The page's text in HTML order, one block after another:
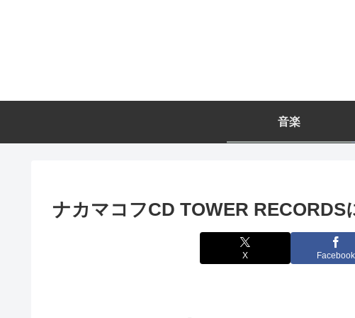
音楽
ナカマコフCD TOWER RECORDS
X Facebook